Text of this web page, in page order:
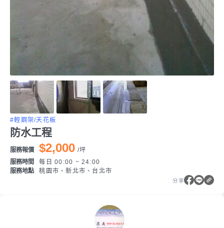
#輕鋼架/天花板
防水工程
服務報價 $2,000 /坪
服務時間
每日 00:00 ~ 24:00
服務地點
桃園市、新北市、台北市
分享